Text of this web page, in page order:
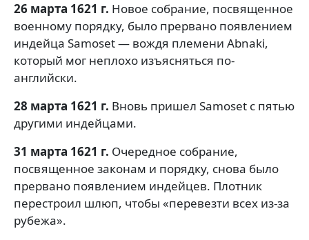
26 марта 1621 г. Новое собрание, посвященное
военному порядку, было прервано появлением
индейца Samoset — вождя племени Abnaki,
который мог неплохо изъясняться по-
английски.
28 марта 1621 г. Вновь пришел Samoset с пятью
другими индейцами.
31 марта 1621 г. Очередное собрание,
посвященное законам и порядку, снова было
прервано появлением индейцев. Плотник
перестроил шлюп, чтобы «перевезти всех из-за
рубежа».